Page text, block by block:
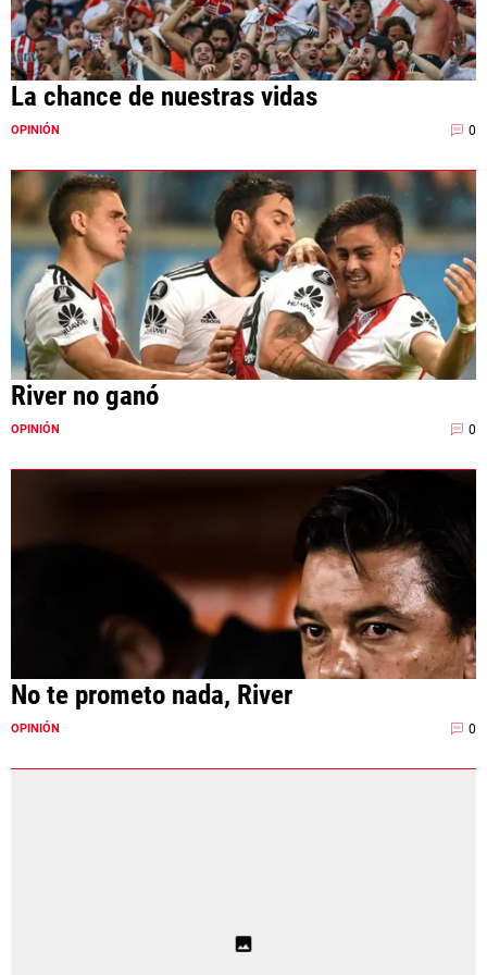
La chance de nuestras vidas
OPINIÓN 0
River no ganó
OPINIÓN 0
No te prometo nada, River
OPINIÓN 0